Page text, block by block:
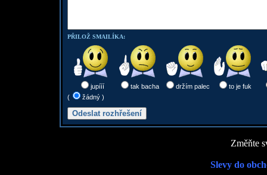
PŘILOŽ SMAILÍKA:
jupííí tak bacha držím palec
to je fuk
(
žádný )
Změňte
Slevy do